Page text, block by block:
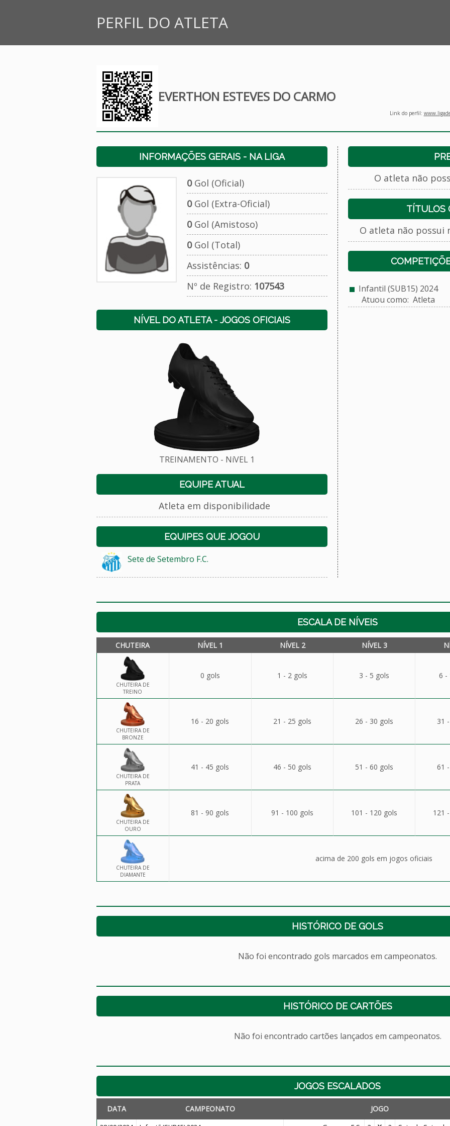
PERFIL DO ATLETA
EVERTHON ESTEVES DO CARMO
Link do perfil:
INFORMAÇÕES GERAIS - NA LIGA
0Gol (Oficial)
0Gol (Extra-Oficial)
0Gol (Amistoso)
0Gol (Total)
Assistências: 0
Nº de Registro: 107543
NÍVEL DO ATLETA - JOGOS OFICIAIS
TREINAMENTO - NíVEL 1
EQUIPE ATUAL
Atleta em disponibilidade
EQUIPES QUE JOGOU
Sete de Setembro F.C.
O atleta não
TÍTULOS
O atleta não possui
Infantil (SUB15) 2024
Atuou como: Atleta
ESCALA DE NÍVEIS
CHUTEIRA NÍVEL 1 NÍVEL 2 NÍVEL 3
CHUTEIRA DE
TREINO
0 gols 1 - 2 gols 3 - 5 gols 6 -
CHUTEIRA DE
BRONZE
16 - 20 gols 21 - 25 gols 26 - 30 gols 31
CHUTEIRA DE
PRATA
41 - 45 gols 46 - 50 gols 51 - 60 gols 61
CHUTEIRA DE
OURO
81 - 90 gols 91 - 100 gols 101 - 120 gols 121
CHUTEIRA DE
DIAMANTE
acima de 200 gols em jogos oficiais
HISTÓRICO DE GOLS
Não foi encontrado gols marcados em campeonatos.
HISTÓRICO DE CARTÕES
Não foi encontrado cartões lançados em campeonatos.
JOGOS ESCALADOS
DATA CAMPEONATO JOGO